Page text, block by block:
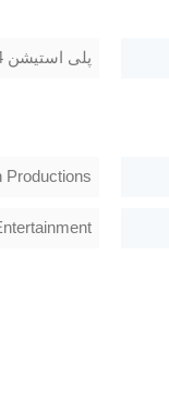
پلی استیشن 4
Productions